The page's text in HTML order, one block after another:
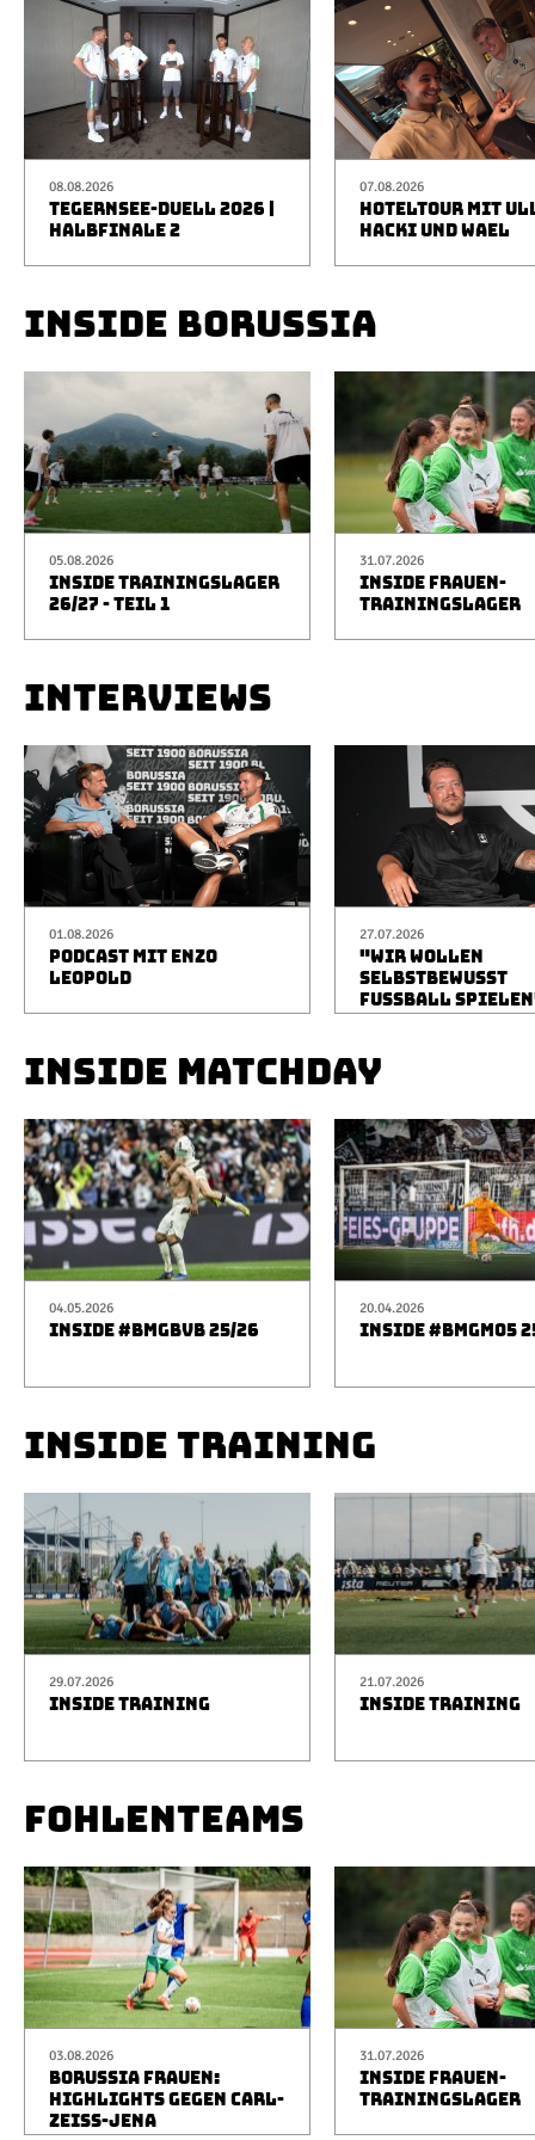
08.08.2026
TEGERNSEE-DUELL 2026 |
HALBFINALE 2
07.08.2026
HOTELTOUR MIT
HACKI UND WAEL
INSIDE BORUSSIA
05.08.2026
INSIDE TRAININGSLAGER
26/27 - TEIL 1
31.07.2026
INSIDE FRAUEN-
TRAININGSLAGER
INTERVIEWS
01.08.2026
PODCAST MIT ENZO
LEOPOLD
27.07.2026
"WIR WOLLEN
SELBSTBEWUSST
FUSSBALL
INSIDE MATCHDAY
04.05.2026
INSIDE #BMGBVB 25/26
20.04.2026
INSIDE #BMGM05
INSIDE TRAINING
29.07.2026
INSIDE TRAINING
21.07.2026
INSIDE TRAINING
FOHLENTEAMS
03.08.2026
BORUSSIA FRAUEN:
HIGHLIGHTS GEGEN CARL-
ZEISS-JENA
31.07.2026
INSIDE FRAUEN-
TRAININGSLAGER